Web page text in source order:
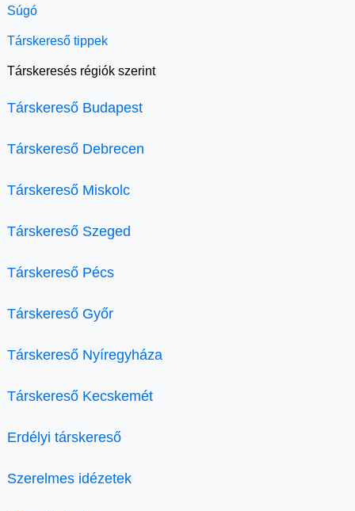
Súgó
Társkereső tippek
Társkeresés régiók szerint
Társkereső Budapest
Társkereső Debrecen
Társkereső Miskolc
Társkereső Szeged
Társkereső Pécs
Társkereső Győr
Társkereső Nyíregyháza
Társkereső Kecskemét
Erdélyi társkereső
Szerelmes idézetek